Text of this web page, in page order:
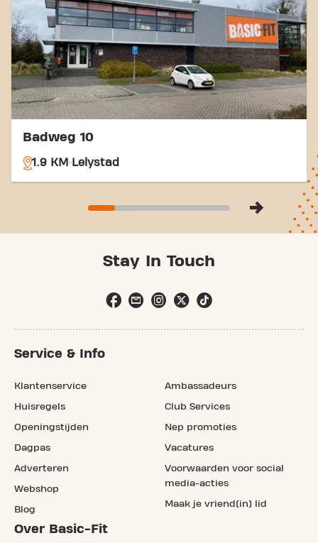
fitnessdoelen nog nooit zo makkelijk geweest. Kom
naar Basic-Fit Lelystad De Waag in Lelystad en
maak deel uit van onze fitnessgemeenschap.
Badweg 10
1.9 KM Lelystad
Stay In Touch
Service & Info
Klantenservice
Huisregels
Openingstijden
Dagpas
Adverteren
Webshop
Blog
Ambassadeurs
Club Services
Nep promoties
Vacatures
Voorwaarden voor social
media-acties
Maak je vriend(in) lid
Over Basic-Fit